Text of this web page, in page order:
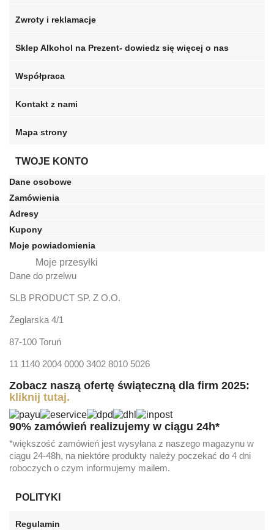
Zwroty i reklamacje
Sklep Alkohol na Prezent- dowiedz się więcej o nas
Współpraca
Kontakt z nami
Mapa strony
TWOJE KONTO
Dane osobowe
Zamówienia
Adresy
Kupony
Moje powiadomienia
Moje przesyłki
Dane do przelwu
SLB PRODUCT SP. Z O.O.
Żeglarska 4/1
87-100 Toruń
11 1140 2004 0000 3402 8010 5026
Zobacz naszą ofertę świąteczną dla firm 2025:
kliknij tutaj.
90% zamówień realizujemy w ciągu 24h*
*większość zamówień jest wysyłana z naszego magazynu w
ciągu 24-48h, na niektóre produkty należy poczekać do 4 dni
roboczych o czym informujemy mailem.
POLITYKI
Regulamin